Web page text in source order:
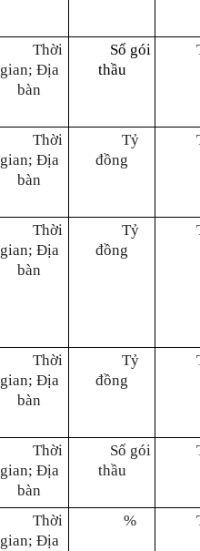
Thời
gian; Địa
bàn
Số gói
thầu
Thời
gian; Địa
bàn
Tỷ
đồng
Thời
gian; Địa
bàn
Tỷ
đồng
Thời
gian; Địa
bàn
Tỷ
đồng
Thời
gian; Địa
bàn
Số gói
thầu
Thời
gian; Địa
%